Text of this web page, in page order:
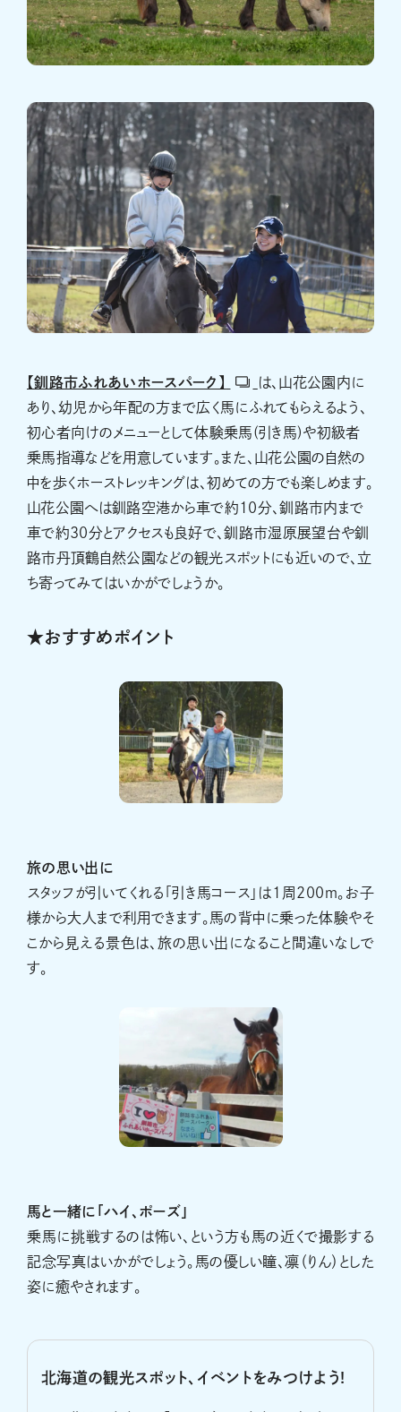
【釧路市ふれあいホースパーク】
は、山花公園内に
あり、幼児から年配の方まで広く馬にふれてもらえるよう、
初心者向けのメニューとして体験乗馬(引き馬)や初級者
乗馬指導などを用意しています。また、山花公園の自然の
中を歩くホーストレッキングは、初めての方でも楽しめます。
山花公園へは釧路空港から車で約10分、釧路市内まで
車で約30分とアクセスも良好で、釧路市湿原展望台や釧
路市丹頂鶴自然公園などの観光スポットにも近いので、立
ち寄ってみてはいかがでしょうか。
★おすすめポイント
旅の思い出に
スタッフが引いてくれる「引き馬コース」は1周200ｍ。お子
様から大人まで利用できます。馬の背中に乗った体験やそ
こから見える景色は、旅の思い出になること間違いなしで
す。
馬と一緒に「ハイ、ポーズ」
乗馬に挑戦するのは怖い、という方も馬の近くで撮影する
記念写真はいかがでしょう。馬の優しい瞳、凛（りん）とした
姿に癒やされます。
北海道の観光スポット、イベントをみつけよう!